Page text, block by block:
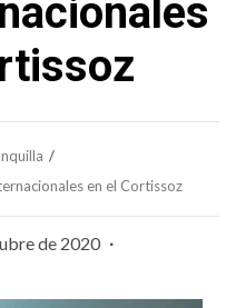
en el Cortissoz
de 2020